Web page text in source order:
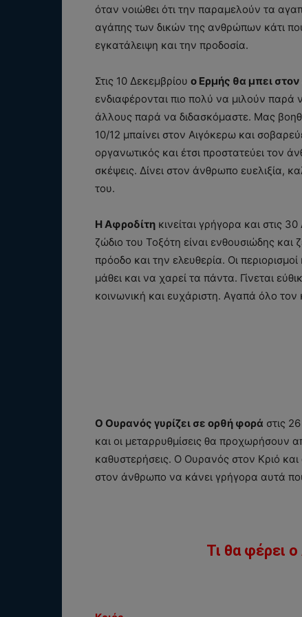
όταν νοιώθει ότι την παραμελούν τα
αγάπης των δικών της ανθρώπων κάτι
εγκατάλειψη και την προδοσία.
Στις 10 Δεκεμβρίου ο Ερμής θα μπει
ενδιαφέρονται πιο πολύ να μιλούν
άλλους παρά να διδασκόμαστε. Μας
10/12 μπαίνει στον Αιγόκερω και
οργανωτικός και έτσι προστατεύει τον
σκέψεις. Δίνει στον άνθρωπο ευελιξία,
του.
Η Αφροδίτη κινείται γρήγορα και στις
ζώδιο του Τοξότη είναι ενθουσιώδης
πρόοδο και την ελευθερία. Οι
μάθει και να χαρεί τα πάντα. Γίνεται
κοινωνική και ευχάριστη. Αγαπά όλο τον
Ο Ουρανός γυρίζει σε ορθή φορά στις
και οι μεταρρυθμίσεις θα προχωρήσουν
καθυστερήσεις. Ο Ουρανός στον Κριό και
στον άνθρωπο να κάνει γρήγορα αυτά
Τι θα φέρει